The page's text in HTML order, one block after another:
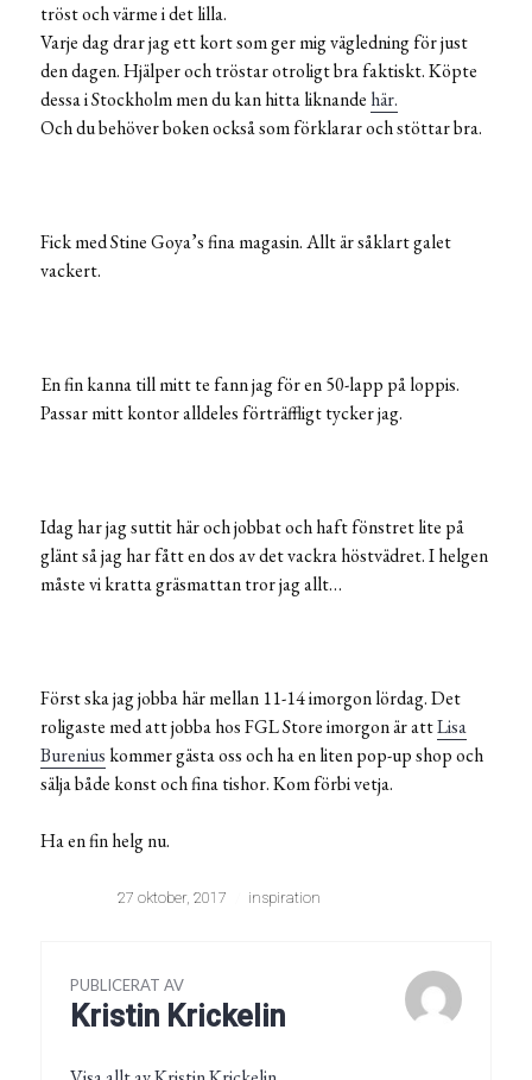
tröst och värme i det lilla.
Varje dag drar jag ett kort som ger mig vägledning för just
den dagen. Hjälper och tröstar otroligt bra faktiskt. Köpte
dessa i Stockholm men du kan hitta liknande här.
Och du behöver boken också som förklarar och stöttar bra.
Fick med Stine Goya’s fina magasin. Allt är såklart galet
vackert.
En fin kanna till mitt te fann jag för en 50-lapp på loppis.
Passar mitt kontor alldeles förträffligt tycker jag.
Idag har jag suttit här och jobbat och haft fönstret lite på
glänt så jag har fått en dos av det vackra höstvädret. I helgen
måste vi kratta gräsmattan tror jag allt…
Först ska jag jobba här mellan 11-14 imorgon lördag. Det
roligaste med att jobba hos FGL Store imorgon är attLisa
Burenius kommer gästa oss och ha en liten pop-up shop och
sälja både konst och fina tishor. Kom förbi vetja.
Ha en fin helg nu.
27 oktober, 2017 inspiration
PUBLICERAT AV
Kristin Krickelin